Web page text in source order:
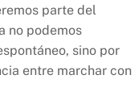
parte del
no podemos
sino por
entre marchar con